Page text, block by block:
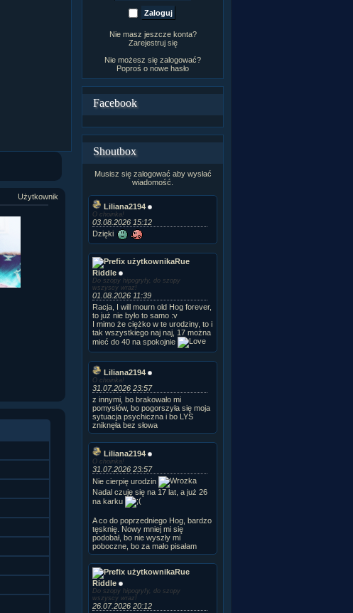
Użytkownik
Nie masz jeszcze konta?
Zarejestruj się
Nie możesz się zalogować?
Poproś o nowe hasło
Facebook
Shoutbox
Musisz się zalogować aby wysłać
wiadomość.
Liliana2194
O choinka!
03.08.2026 15:12
Dzięki
Rue
Riddle
Do szopy hipogryfy, do szopy
wszyscy wraz!
01.08.2026 11:39
Racja, I will mourn old Hog forever,
to już nie było to samo :v
I mimo że ciężko w te urodziny, to i
tak wszystkiego naj naj, 17 można
mieć do 40 na spokojnie
Liliana2194
O choinka!
31.07.2026 23:57
z innymi, bo brakowało mi
pomysłów, bo pogorszyła się moja
sytuacja psychiczna i bo LYS
zniknęła bez słowa
Liliana2194
O choinka!
31.07.2026 23:57
Nie cierpię urodzin
Nadal czuję się na 17 lat, a już 26
na karku
A co do poprzedniego Hog, bardzo
tęsknię. Nowy mniej mi się
podobał, bo nie wyszły mi
poboczne, bo za mało pisałam
Rue
Riddle
Do szopy hipogryfy, do szopy
wszyscy wraz!
26.07.2026 20:12